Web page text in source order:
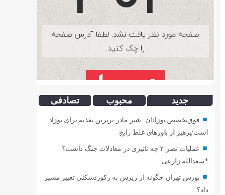
جدید محبوب تصادفی
فوق‌تخصص نوزادان: شیر مادر برترین تغذیه برای نوزاد
است/پرهیز از باورهای غلط رایج
عملیات نصر ۲ چه تاثیری در معادلات جنگ داشت؟
*سعدالله زارعی
بورس تهران چگونه از ریزش به رکوردشکنی تغییر مسیر
داد؟